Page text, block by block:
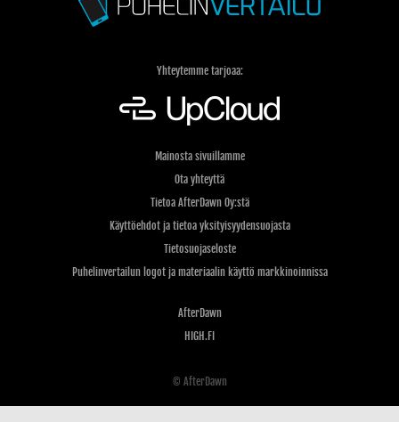
Yhteytemme tarjoaa:
Mainosta sivuillamme
Ota yhteyttä
Tietoa AfterDawn Oy:stä
Käyttöehdot ja tietoa yksityisyydensuojasta
Tietosuojaseloste
Puhelinvertailun logot ja materiaalin käyttö markkinoinnissa
AfterDawn
HIGH.FI
© AfterDawn